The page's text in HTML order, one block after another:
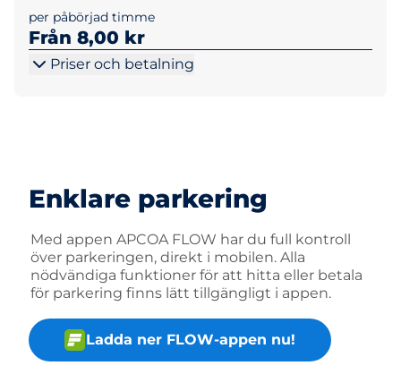
per påbörjad timme
Från 8,00 kr
Priser och betalning
Enklare parkering
Med appen APCOA FLOW har du full kontroll
över parkeringen, direkt i mobilen. Alla
nödvändiga funktioner för att hitta eller betala
för parkering finns lätt tillgängligt i appen.
Ladda ner FLOW-appen nu!